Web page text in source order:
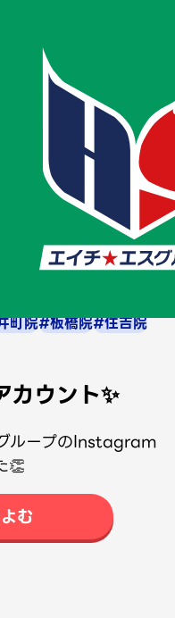
#梅屋敷院
#北浦和院
#平井本院#平井分院
#西大島院#門前仲町院
町院#板橋院#住吉院
カウント✨
ループのInstagram
👏
む